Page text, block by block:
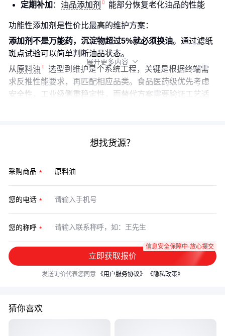
定期补加 ： 油品添加剂 能部分恢复老化油品的性能
功能性添加剂是性价比最高的维护方案：
添加剂不是万能药，沉淀物超过5%就必须换油。通过滤纸
斑点试验可以简单判断油品状态。
从原料油
选型到维护是个系统工程，关键是根据终端需
求反推性能要求，再匹配相应品类。食品医药级优先考虑
安全性，工业级侧重稳定性，而替代方案需要验证工艺适
展开更多内容 
想找货源？
采购商品
您的电话
您的称呼
立即获取报价
信息安全保障中·放心提交
发送询价代表您同意 《用户服务协议》 《隐私政策》
猜你喜欢